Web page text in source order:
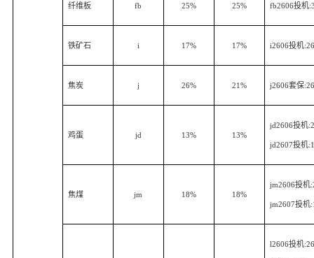
纤维板 fb 25% 25% fb2606投机
铁矿石 i 17% 17% i2606投机
焦炭 j 26% 21% j2606套保
鸡蛋 jd 13% 13%
jd2606投机
jd2607投机
焦煤 jm 18% 18%
jm2606投机
jm2607投机
l2606投机